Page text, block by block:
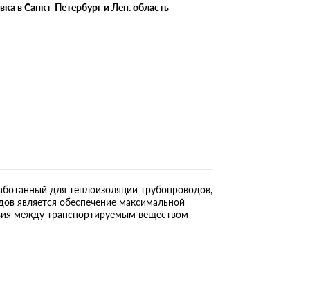
в Санкт-Петербург и Лен. область
для теплоизоляции трубопроводов,
является обеспечение максимальной
между транспортируемым веществом